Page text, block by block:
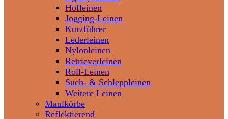
Hofleinen
Jogging-Leinen
Kurzführer
Lederleinen
Nylonleinen
Retrieverleinen
Roll-Leinen
Such- & Schleppleinen
Weitere Leinen
Maulkörbe
Reflektierend